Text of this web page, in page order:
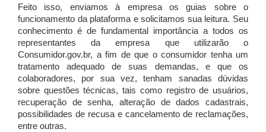
Feito isso, enviamos à empresa os guias sobre o
funcionamento da plataforma e solicitamos sua leitura. Seu
conhecimento é de fundamental importância a todos os
representantes da empresa que utilizarão o
Consumidor.gov.br, a fim de que o consumidor tenha um
tratamento adequado de suas demandas, e que os
colaboradores, por sua vez, tenham sanadas dúvidas
sobre questões técnicas, tais como registro de usuários,
recuperação de senha, alteração de dados cadastrais,
possibilidades de recusa e cancelamento de reclamações,
entre outras.